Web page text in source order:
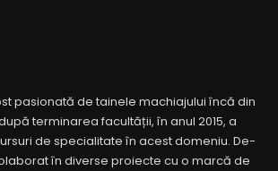
pasionată de tainele machiajului încă din
terminarea facultății, în anul 2015, a
de specialitate în acest domeniu. De-
în diverse proiecte cu o marcă de